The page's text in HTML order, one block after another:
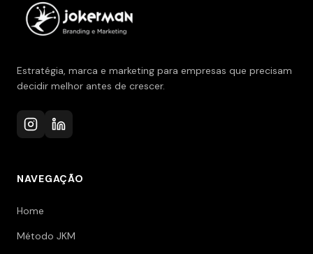
Estratégia, marca e marketing para empresas que precisam
decidir melhor antes de crescer.
NAVEGAÇÃO
Home
Método JKM